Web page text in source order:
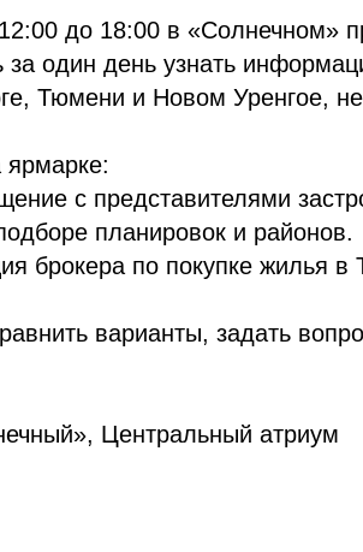
до 18:00 в «Солнечном»
за один день узнать
Тюмени и Новом Уренгое,
ярмарке:
с представителями
планировок и районов.
брокера по покупке жилья в
варианты, задать
Центральный атриум